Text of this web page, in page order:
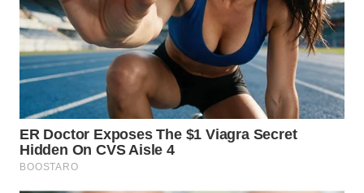
WN
MALUT
WN
WN
DANAU
TOBA